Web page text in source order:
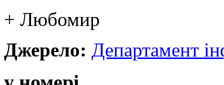
+ Любомир
Джерело: Департамент